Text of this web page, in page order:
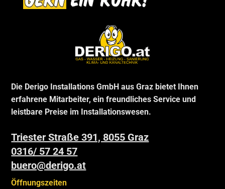
Die Derigo Installations GmbH aus Graz bietet Ihnen
erfahrene Mitarbeiter, ein freundliches Service und
leistbare Preise im Installationswesen.
Triester Straße 391, 8055 Graz
0316/ 57 24 57
buero@derigo.at
Öffnungszeiten